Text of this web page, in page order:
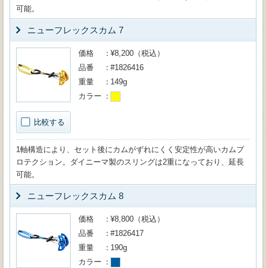
可能。
ニューフレックスカム 7
比較する
価格
¥8,200（税込）
品番
#1826416
重量
149g
カラー
1軸構造により、セット後にカムがずれにくく安定性が高いカムプ
ロテクション。ダイニーマ製のスリングは2重になっており、延長
可能。
ニューフレックスカム 8
価格
¥8,800（税込）
品番
#1826417
重量
190g
カラー